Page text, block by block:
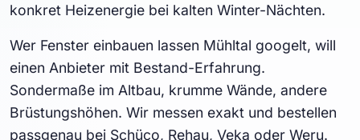
konkret Heizenergie bei kalten Winter-Nächten.
Wer Fenster einbauen lassen Mühltal googelt, will
einen Anbieter mit Bestand-Erfahrung.
Sondermaße im Altbau, krumme Wände, andere
Brüstungshöhen. Wir messen exakt und bestellen
passgenau bei Schüco, Rehau, Veka oder Weru.